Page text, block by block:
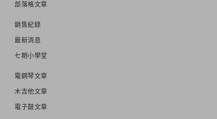
部落格文章
銷售紀錄
最新消息
七期小學堂
電鋼琴文章
木吉他文章
電子鼓文章